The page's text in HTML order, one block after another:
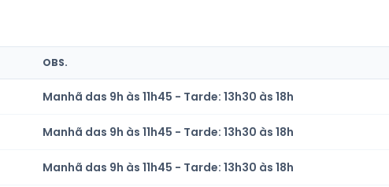
OBS.
Manhã das 9h às 11h45 - Tarde: 13h30 às 18h
Manhã das 9h às 11h45 - Tarde: 13h30 às 18h
Manhã das 9h às 11h45 - Tarde: 13h30 às 18h